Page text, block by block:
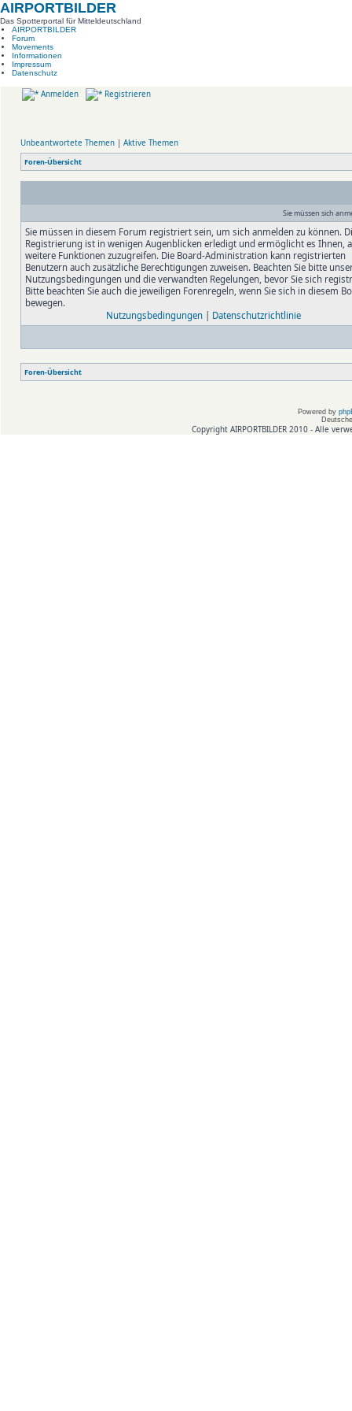
AIRPORTBILDER
Das Spotterportal für Mitteldeutschland
AIRPORTBILDER
Forum
Movements
Informationen
Impressum
Datenschutz
Anmelden Registrieren
Unbeantwortete Themen | Aktive Themen
Foren-Übersicht
Sie müssen sich
Sie müssen in diesem Forum registriert sein, um sich anmelden zu können.
Registrierung ist in wenigen Augenblicken erledigt und ermöglicht es Ihnen,
weitere Funktionen zuzugreifen. Die Board-Administration kann registrierten
Benutzern auch zusätzliche Berechtigungen zuweisen. Beachten Sie bitte
Nutzungsbedingungen und die verwandten Regelungen, bevor Sie sich
Bitte beachten Sie auch die jeweiligen Forenregeln, wenn Sie sich in diesem
bewegen.
Nutzungsbedingungen| Datenschutzrichtlinie
Foren-Übersicht
Powered by
Copyright AIRPORTBILDER 2010 - Alle